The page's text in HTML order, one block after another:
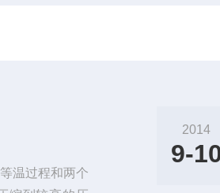
温过程和两个
2014
9-